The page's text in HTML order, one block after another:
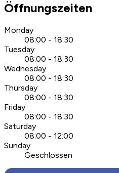
Öffnungszeiten
Monday
08:00 - 18:30
Tuesday
08:00 - 18:30
Wednesday
08:00 - 18:30
Thursday
08:00 - 18:30
Friday
08:00 - 18:30
Saturday
08:00 - 12:00
Sunday
Geschlossen